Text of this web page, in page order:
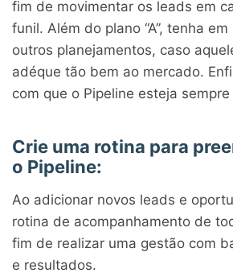
fim de movimentar os leads em
funil. Além do plano “A”, tenha
outros planejamentos, caso
adéque tão bem ao mercado.
com que o Pipeline esteja
Crie uma rotina para
o Pipeline:
Ao adicionar novos leads e
rotina de acompanhamento de
fim de realizar uma gestão com
e resultados.